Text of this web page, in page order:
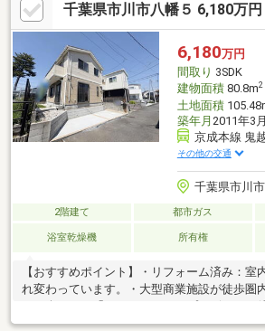
千葉県市川市八幡５ 6,180万
6,180万円
間取り 3SDK
建物面積80.8m2
土地面積
築年月 2011年3
京成本線 鬼
その他の交通
千葉県市川
2階建て 都市ガス
浴室乾燥機 所有権
【おすすめポイント】・リフォーム済み：室
れ変わっています。・大型商業施設が徒歩圏
利便性が高い環境です。。大容量のWIC: 季節